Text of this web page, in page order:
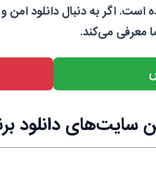
است. اگر به دنبال دانلود
معرفی می‌کند.